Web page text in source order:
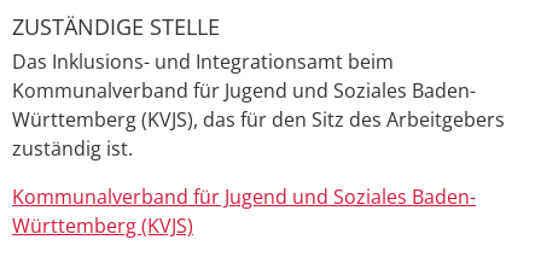
ZUSTÄNDIGE STELLE
Das Inklusions- und Integrationsamt beim
Kommunalverband für Jugend und Soziales Baden-
Württemberg (KVJS), das für den Sitz des Arbeitgebers
zuständig ist.
Kommunalverband für Jugend und Soziales Baden-
Württemberg (KVJS)